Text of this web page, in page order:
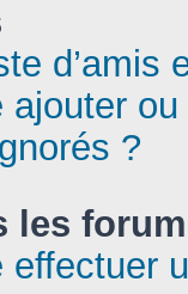
d’amis
ajouter
?
les
effectuer